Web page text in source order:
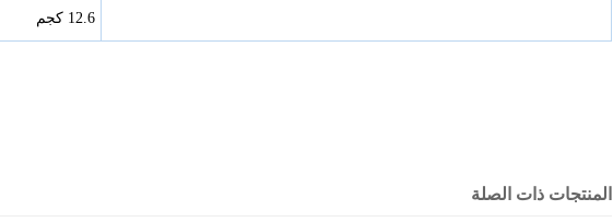
12.6 كجم
المنتجات ذات الصلة